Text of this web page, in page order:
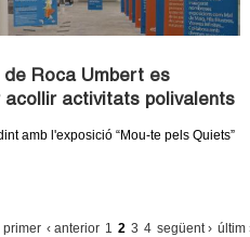
Roca Umbert es
activitats polivalents
amb l'exposició “Mou-te pels Quiets”
primer ‹ anterior 1 2 3 4 següent › últim